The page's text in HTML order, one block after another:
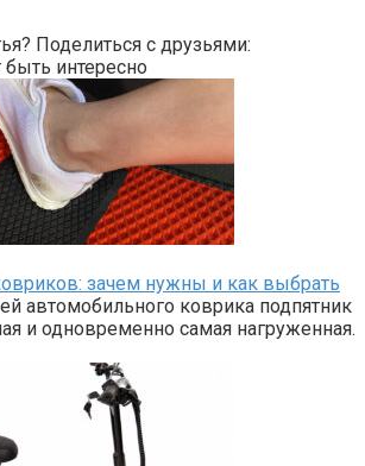
Поделиться с друзьями:
интересно
зачем нужны и как выбрать
автомобильного коврика подпятник
и одновременно самая нагруженная.